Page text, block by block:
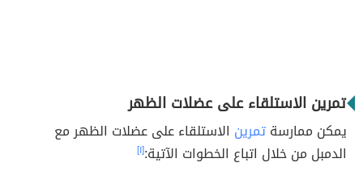
تمرين الاستلقاء على عضلات الظهر
يمكن ممارسةتمرين الاستلقاء على عضلات الظهر مع
الدمبل من خلال اتباع الخطوات الآتية:[١]